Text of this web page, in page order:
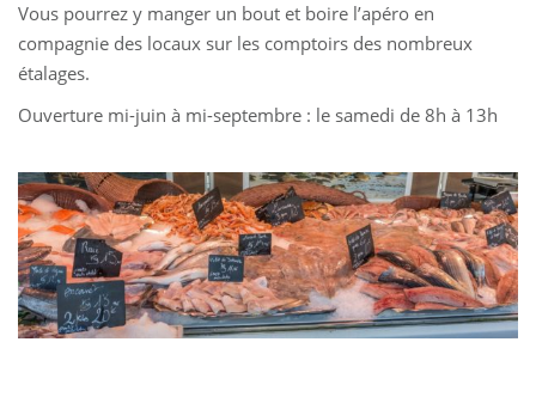
Vous pourrez y manger un bout et boire l’apéro en
compagnie des locaux sur les comptoirs des nombreux
étalages.
Ouverture mi-juin à mi-septembre : le samedi de 8h à 13h